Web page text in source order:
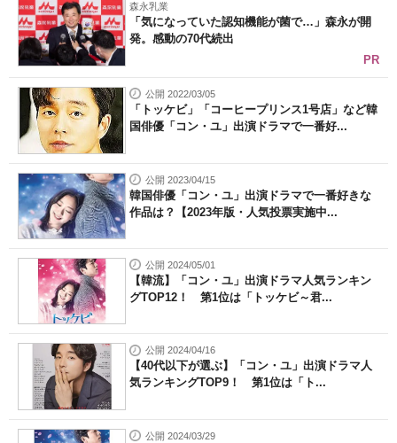
森永乳業
「気になっていた認知機能が菌で…」森永が開
発。感動の70代続出
PR
公開 2022/03/05
「トッケビ」「コーヒープリンス1号店」など韓
国俳優「コン・ユ」出演ドラマで一番好...
公開 2023/04/15
韓国俳優「コン・ユ」出演ドラマで一番好きな
作品は？【2023年版・人気投票実施中...
公開 2024/05/01
【韓流】「コン・ユ」出演ドラマ人気ランキン
グTOP12！ 第1位は「トッケビ～君...
公開 2024/04/16
【40代以下が選ぶ】「コン・ユ」出演ドラマ人
気ランキングTOP9！ 第1位は「ト...
公開 2024/03/29